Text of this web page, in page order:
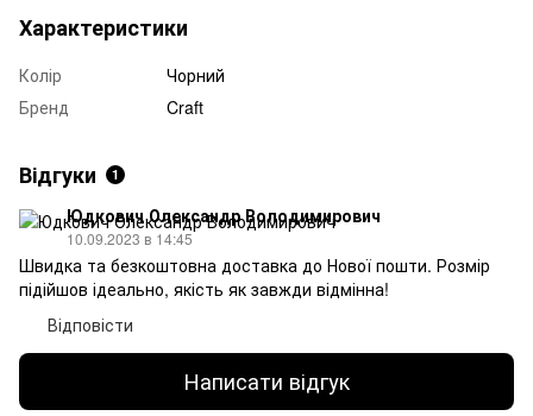
Характеристики
Колір
Чорний
Бренд
Craft
Відгуки 1
Юдкович Олександр Володимирович
10.09.2023 в 14:45
Швидка та безкоштовна доставка до Нової пошти. Розмір
підійшов ідеально, якість як завжди відмінна!
Відповісти
Написати відгук